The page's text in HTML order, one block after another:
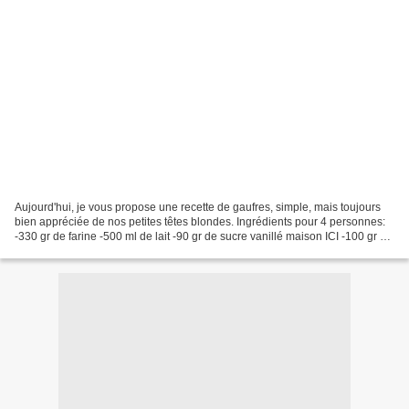
Aujourd'hui, je vous propose une recette de gaufres, simple, mais toujours
bien appréciée de nos petites têtes blondes. Ingrédients pour 4 personnes:
-330 gr de farine -500 ml de lait -90 gr de sucre vanillé maison ICI -100 gr de